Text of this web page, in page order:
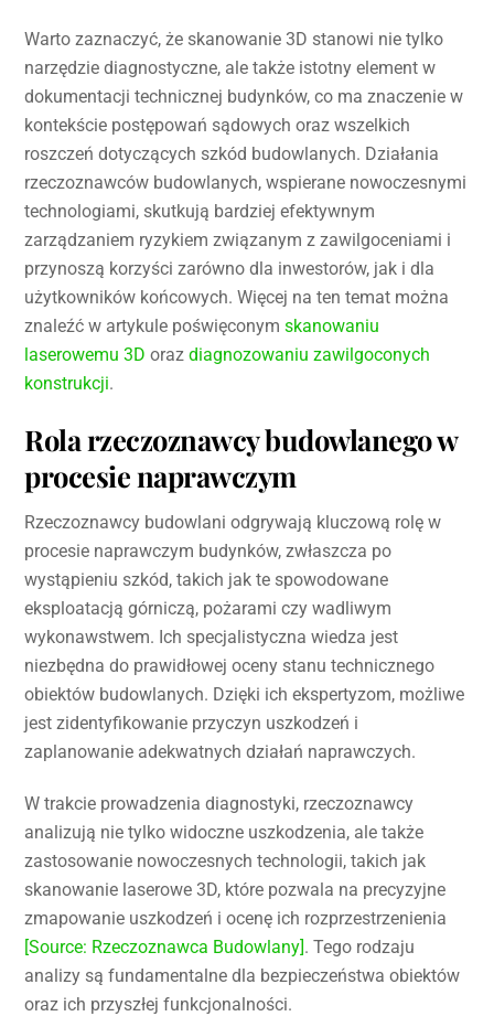
Warto zaznaczyć, że skanowanie 3D stanowi nie tylko
narzędzie diagnostyczne, ale także istotny element w
dokumentacji technicznej budynków, co ma znaczenie w
kontekście postępowań sądowych oraz wszelkich
roszczeń dotyczących szkód budowlanych. Działania
rzeczoznawców budowlanych, wspierane nowoczesnymi
technologiami, skutkują bardziej efektywnym
zarządzaniem ryzykiem związanym z zawilgoceniami i
przynoszą korzyści zarówno dla inwestorów, jak i dla
użytkowników końcowych. Więcej na ten temat można
znaleźć w artykule poświęconymskanowaniu
laserowemu 3D orazdiagnozowaniu zawilgoconych
konstrukcji.
Rola rzeczoznawcy budowlanego w
procesie naprawczym
Rzeczoznawcy budowlani odgrywają kluczową rolę w
procesie naprawczym budynków, zwłaszcza po
wystąpieniu szkód, takich jak te spowodowane
eksploatacją górniczą, pożarami czy wadliwym
wykonawstwem. Ich specjalistyczna wiedza jest
niezbędna do prawidłowej oceny stanu technicznego
obiektów budowlanych. Dzięki ich ekspertyzom, możliwe
jest zidentyfikowanie przyczyn uszkodzeń i
zaplanowanie adekwatnych działań naprawczych.
W trakcie prowadzenia diagnostyki, rzeczoznawcy
analizują nie tylko widoczne uszkodzenia, ale także
zastosowanie nowoczesnych technologii, takich jak
skanowanie laserowe 3D, które pozwala na precyzyjne
zmapowanie uszkodzeń i ocenę ich rozprzestrzenienia
[Source: Rzeczoznawca Budowlany]. Tego rodzaju
analizy są fundamentalne dla bezpieczeństwa obiektów
oraz ich przyszłej funkcjonalności.